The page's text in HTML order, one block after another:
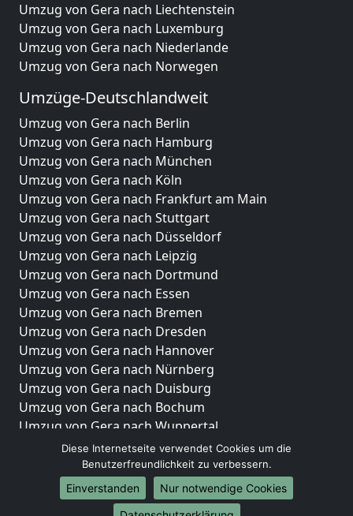
Umzug von Gera nach Liechtenstein
Umzug von Gera nach Luxemburg
Umzug von Gera nach Niederlande
Umzug von Gera nach Norwegen
Umzüge-Deutschlandweit
Umzug von Gera nach Berlin
Umzug von Gera nach Hamburg
Umzug von Gera nach München
Umzug von Gera nach Köln
Umzug von Gera nach Frankfurt am Main
Umzug von Gera nach Stuttgart
Umzug von Gera nach Düsseldorf
Umzug von Gera nach Leipzig
Umzug von Gera nach Dortmund
Umzug von Gera nach Essen
Umzug von Gera nach Bremen
Umzug von Gera nach Dresden
Umzug von Gera nach Hannover
Umzug von Gera nach Nürnberg
Umzug von Gera nach Duisburg
Umzug von Gera nach Bochum
Umzug von Gera nach Wuppertal
Umzug von Gera nach Bielefeld
Umzug von Gera nach Bonn
Umzug von Gera nach Münster
Diese Internetseite verwendet Cookies um die
Benutzerfreundlichkeit zu verbessern.
Einverstanden
Nur notwendige Cookies